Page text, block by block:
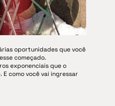
oportunidades que você
começado.
exponenciais que o
como você vai ingressar